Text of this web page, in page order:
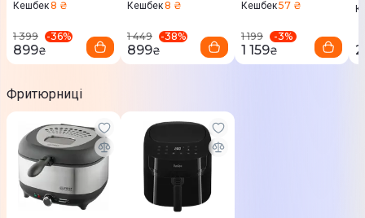
Кешбек8 ₴
1 399 -36%
899₴
Кешбек8 ₴
1 449 -38%
899₴
Кешбек57 ₴
1 199 -3%
1 159₴ 2
Фритюрниці